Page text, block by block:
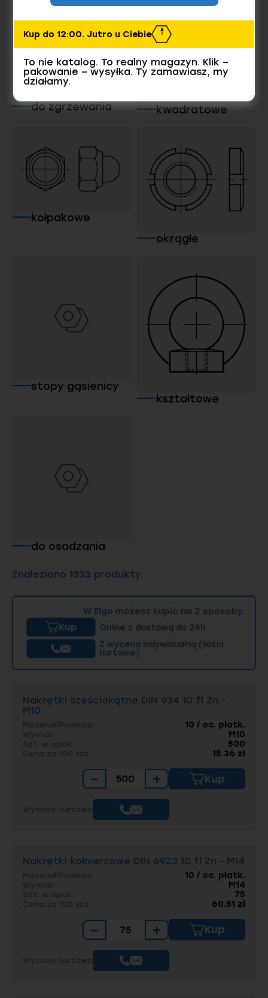
do zgrzewania kwadratowe
kołpakowe
okrągłe
stopy gąsienicy
kształtowe
do osadzania
Znaleziono 1333 produkty.
W Elgo możesz kupić na 2 sposoby:
Kup
Online z dostawą do 24h
Z wyceną indywidualną (ilości
hurtowe)
Nakrętki sześciokątne DIN 934 10 fl Zn -
M10
10 / oc. płatk.
M10
500
15.36 zł
− + Kup
Nakrętki kołnierzowe DIN 6923 10 fl Zn - M14
10 / oc. płatk.
M14
75
60.51 zł
− + Kup
Kup do 12:00. Jutro u Ciebie
To nie katalog. To realny magazyn. Klik –
pakowanie – wysyłka. Ty zamawiasz, my
działamy.